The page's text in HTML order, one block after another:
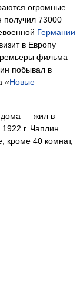
огромные
получил 73000
Германии
в Европу
фильма
побывал в
«Новые
дома — жил в
г. Чаплин
кроме 40 комнат,